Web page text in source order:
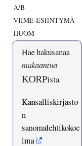
A/B
VIIME-ESIINTYMÄ
HUOM
Hae hakusanaa
mukaantua
KORPista
Kansalliskirjasto
n
sanomalehtikokoe
lma